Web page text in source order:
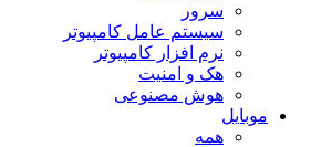
سرور
سیستم عامل کامپیوتر
نرم افزار کامپیوتر
هک و امنیت
هوش مصنوعی
موبایل
همه